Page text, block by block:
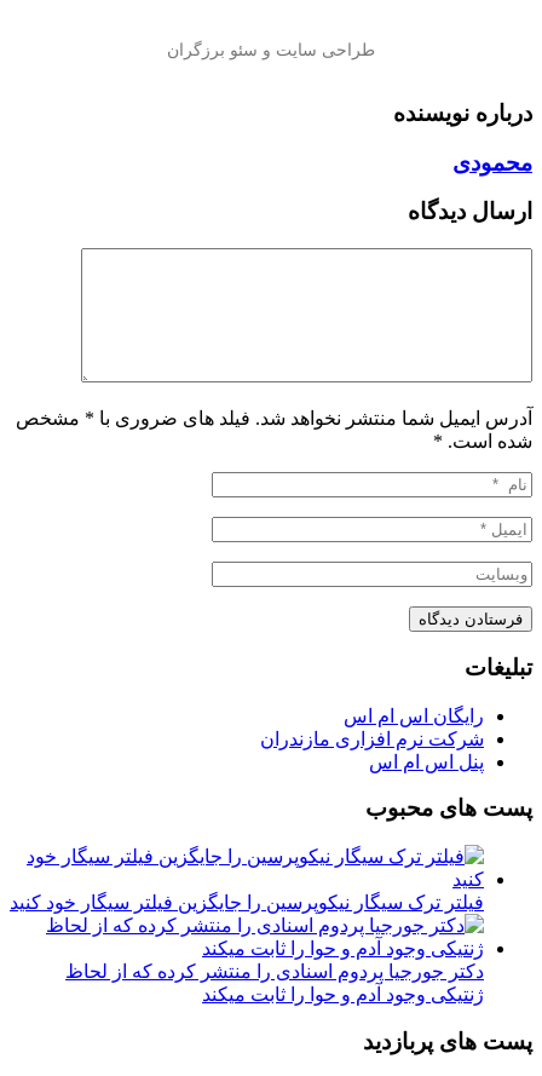
درباره نویسنده
محمودی
ارسال دیدگاه
آدرس ایمیل شما منتشر نخواهد شد. فیلد های ضروری با * مشخص
شده است. *
تبلیغات
رایگان اس ام اس
شرکت نرم افزاری مازندران
پنل اس ام اس
پست های محبوب
فیلتر ترک سیگار نیکوپرسین را جایگزین فیلتر سیگار خود کنید
دکتر جورجیا پردوم اسنادی را منتشر کرده که از لحاظ
ژنتیکی وجود آدم و حوا را ثابت میکند
پست های پربازدید